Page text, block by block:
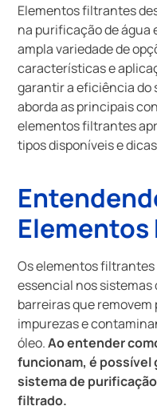
Elementos filtrantes
na purificação de água
ampla variedade de
características e
garantir a eficiência do
aborda as principais
elementos filtrantes
tipos disponíveis e
Os elementos
essencial nos
barreiras que
impurezas e
óleo.Ao entender
funcionam, é possível
sistema de
filtrado.